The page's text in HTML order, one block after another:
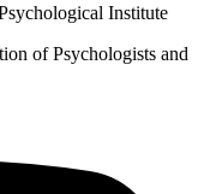
Institute
of Psychologists and